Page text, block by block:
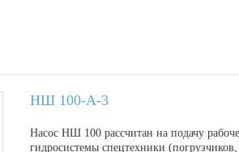
НШ 100-А-3
Насос НШ 100 рассчитан на подачу
гидросистемы спецтехники